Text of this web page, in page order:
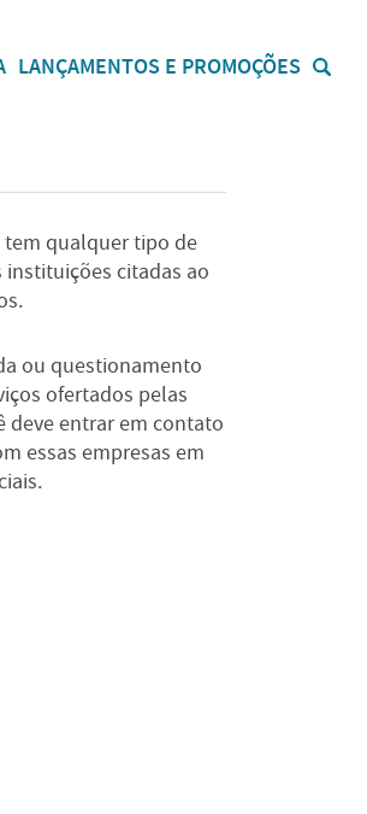
LANÇAMENTOS E PROMOÇÕES
tem qualquer tipo de
instituições citadas ao
ou questionamento
ofertados pelas
deve entrar em contato
essas empresas em